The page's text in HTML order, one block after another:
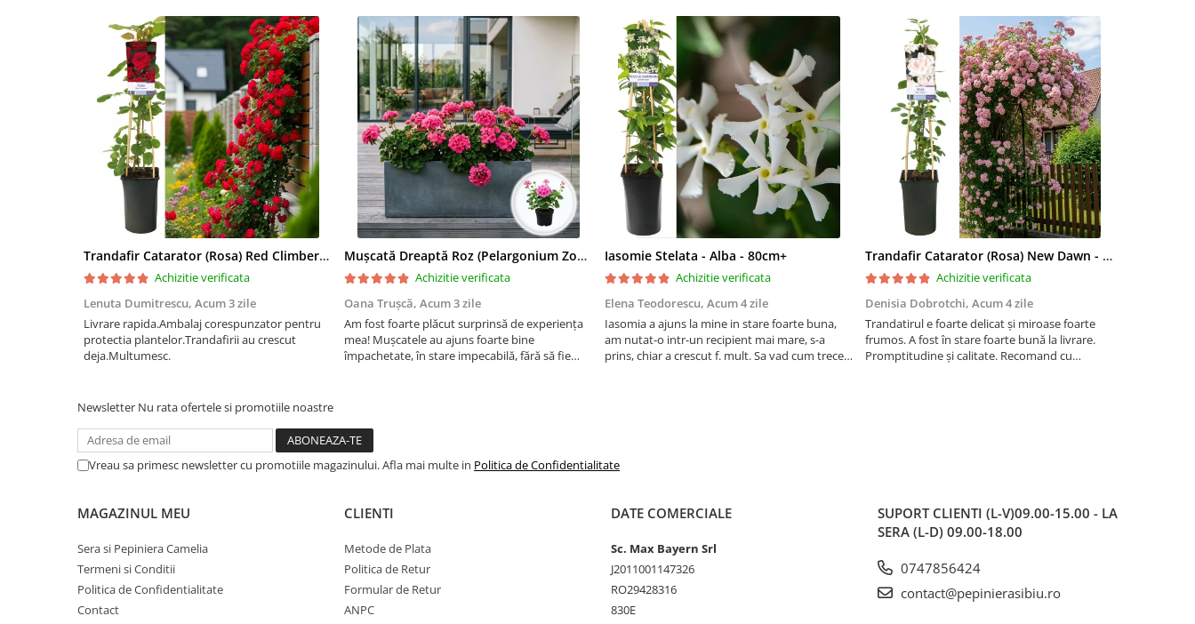
Trandafir Catarator (Rosa) Red Climber - 75cm
Achizitie verificata
Lenuta Dumitrescu, Acum 3 zile
Livrare rapida.Ambalaj corespunzator pentru
protectia plantelor.Trandafirii au crescut
deja.Multumesc.
Mușcată Dreaptă Roz (Pelargonium Zonale)
Achizitie verificata
Oana Trușcă, Acum 3 zile
Am fost foarte plăcut surprinsă de experiența
mea! Mușcatele au ajuns foarte bine
împachetate, în stare impecabilă, fără să fie
Iasomie Stelata - Alba - 80cm+
Achizitie verificata
Elena Teodorescu, Acum 4 zile
Iasomia a ajuns la mine in stare foarte buna,
am nutat-o intr-un recipient mai mare, s-a
prins, chiar a crescut f. mult. Sa vad cum trece
Trandafir Catarator (Rosa) New Dawn - 75cm
Achizitie verificata
Denisia Dobrotchi, Acum 4 zile
Trandatirul e foarte delicat și miroase foarte
frumos. A fost în stare foarte bună la livrare.
Promptitudine și calitate. Recomand cu
Newsletter Nu rata ofertele si promotiile noastre
Vreau sa primesc newsletter cu promotiile magazinului. Afla mai multe in Politica de Confidentialitate
MAGAZINUL MEU
Sera si Pepiniera Camelia
Termeni si Conditii
Politica de Confidentialitate
Contact
CLIENTI
Metode de Plata
Politica de Retur
Formular de Retur
ANPC
DATE COMERCIALE
Sc. Max Bayern Srl
J2011001147326
RO29428316
830E
SUPORT CLIENTI (L-V)09.00-15.00 - LA
SERA (L-D) 09.00-18.00
0747856424
contact@pepinierasibiu.ro